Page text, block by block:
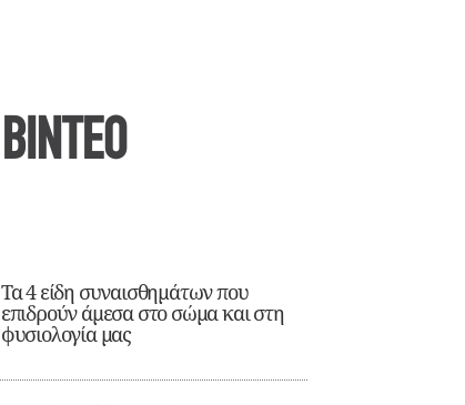
ΒΙΝΤΕΟ
Τα 4 είδη συναισθημάτων που
επιδρούν άμεσα στο σώμα και στη
φυσιολογία μας